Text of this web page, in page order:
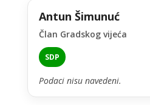
Antun Šimunuć
Član Gradskog vijeća
SDP
Podaci nisu navedeni.